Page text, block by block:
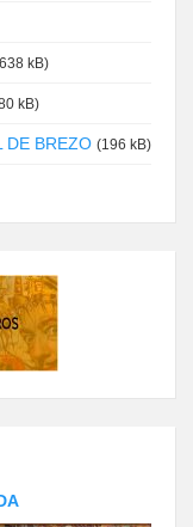
kB)
kB)
DE BREZO (196 kB)